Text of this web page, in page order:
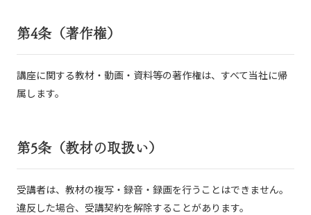
第4条（著作権）
講座に関する教材・動画・資料等の著作権は、すべて当社に帰
属します。
第5条（教材の取扱い）
受講者は、教材の複写・録音・録画を行うことはできません。
違反した場合、受講契約を解除することがあります。